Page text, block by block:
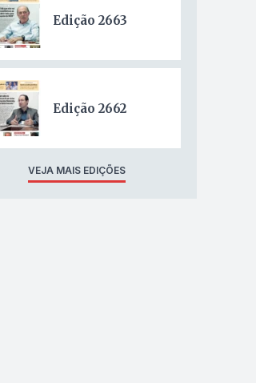
Edição 2663
Edição 2662
VEJA MAIS EDIÇÕES